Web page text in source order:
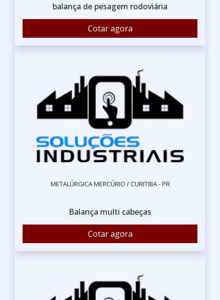
balança de pesagem rodoviária
Cotar agora
METALÚRGICA MERCÚRIO / CURITIBA - PR
Balança multi cabeças
Cotar agora